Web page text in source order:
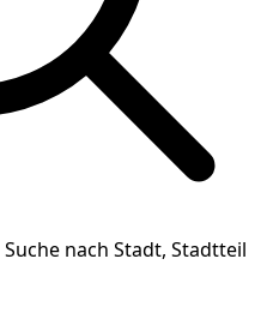
Suche nach Stadt, Stadtteil